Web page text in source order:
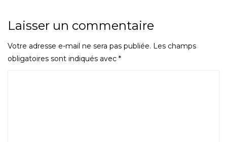
Laisser un commentaire
Votre adresse e-mail ne sera pas publiée. Les champs
obligatoires sont indiqués avec *